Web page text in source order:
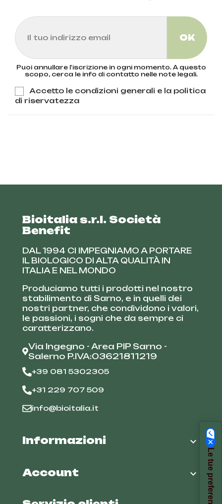
Puoi annullare l'iscrizione in ogni momento. A questo
scopo, cerca le info di contatto nelle note legali.
Accetto le condizioni generali e la politica
di riservatezza
Bioitalia s.r.l. Società
Benefit
DAL 1994 CI IMPEGNIAMO A PORTARE
IL BIOLOGICO DI ALTA QUALITÀ IN
ITALIA E NEL MONDO
Produciamo tutti i prodotti nel nostro
stabilimento di Sarno, e in quelli dei
nostri partner, che condividono i valori,
le passioni, i sogni che da sempre ci
caratterizzano.
Via Ingegno - Area PIP Sarno -
Salerno P.IVA:03621811219
+39 081 5302305
+31 229 707 509
info@bioitalia.it
Informazioni 
Account 